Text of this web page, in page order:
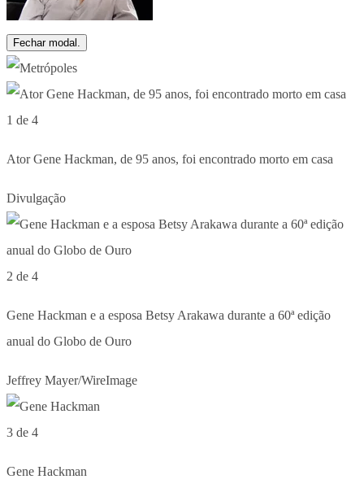
Fechar modal.
1 de 4
Ator Gene Hackman, de 95 anos, foi encontrado morto em casa
Divulgação
2 de 4
Gene Hackman e a esposa Betsy Arakawa durante a 60ª edição
anual do Globo de Ouro
Jeffrey Mayer/WireImage
3 de 4
Gene Hackman